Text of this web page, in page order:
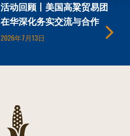
活动回顾丨美国高粱贸易团
在华深化务实交流与合作
2026年7月13日